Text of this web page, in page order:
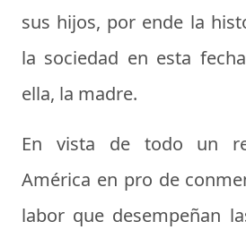
sus hijos, por ende la
la sociedad en esta
ella, la madre.
En vista de todo un
América en pro de
labor que desempeñan